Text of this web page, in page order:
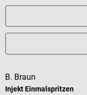
B. Braun
Injekt Einmalspritzen